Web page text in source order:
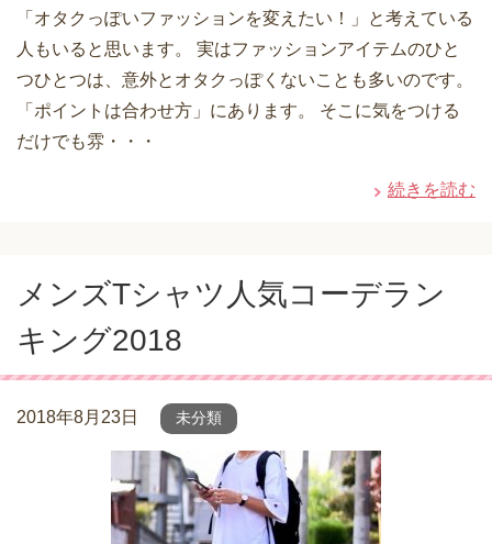
「オタクっぽいファッションを変えたい！」と考えている
人もいると思います。 実はファッションアイテムのひと
つひとつは、意外とオタクっぽくないことも多いのです。
「ポイントは合わせ方」にあります。 そこに気をつける
だけでも雰・・・
続きを読む
メンズTシャツ人気コーデラン
キング2018
2018年8月23日 未分類